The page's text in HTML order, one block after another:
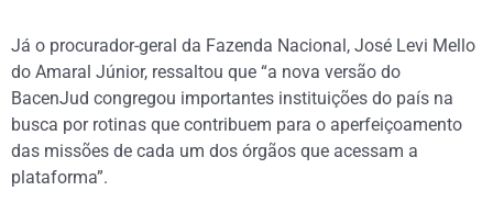
Já o procurador-geral da Fazenda Nacional, José Levi Mello
do Amaral Júnior, ressaltou que “a nova versão do
BacenJud congregou importantes instituições do país na
busca por rotinas que contribuem para o aperfeiçoamento
das missões de cada um dos órgãos que acessam a
plataforma”.